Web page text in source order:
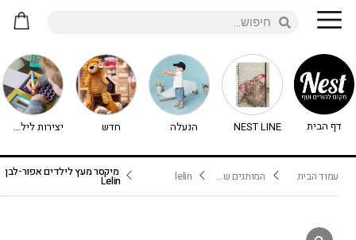
דף הבית NEST LINE הנעלה חדש יצירות לילדים - יצירה לילדים
עמוד הבית המותגים שלנו lelin מיקסר מעץ לילדים אפור-לבן
Lelin